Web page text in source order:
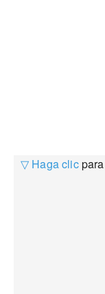
▽ Haga clicpara